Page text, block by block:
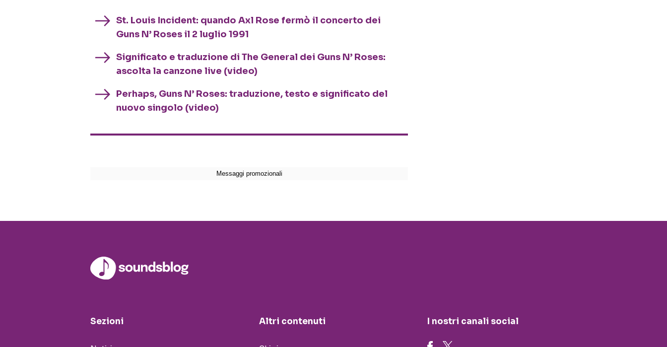
St. Louis Incident: quando Axl Rose fermò il concerto dei
Guns N’ Roses il 2 luglio 1991
Significato e traduzione di The General dei Guns N’ Roses:
ascolta la canzone live (video)
Perhaps, Guns N’ Roses: traduzione, testo e significato del
nuovo singolo (video)
Sezioni Altri contenuti I nostri canali social